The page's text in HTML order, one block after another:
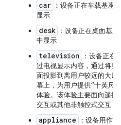
car
：设备正在车载基座中
显示
desk
：设备正在桌面基座
中显示
television
：设备正在
过电视显示内容，通过将界
面投影到离用户较远的大屏
幕上，为用户提供“十英尺”
体验。该体验主要面向遥控
交互或其他非触控式交互
appliance
：设备用作不